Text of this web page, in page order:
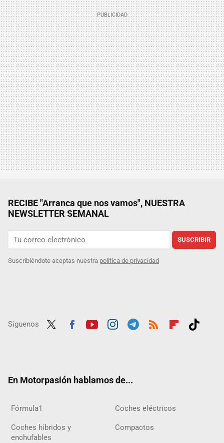
RECIBE "Arranca que nos vamos", NUESTRA
NEWSLETTER SEMANAL
SUSCRIBIR
Suscribiéndote aceptas nuestra política de privacidad
Síguenos
En Motorpasión hablamos de...
Fórmula1 Coches eléctricos
Coches híbridos y
enchufables
Compactos